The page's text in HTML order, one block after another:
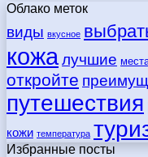
Облако меток
виды вкусное
кожалучшие
откройте
путешествия
кожи температура
Избранные посты